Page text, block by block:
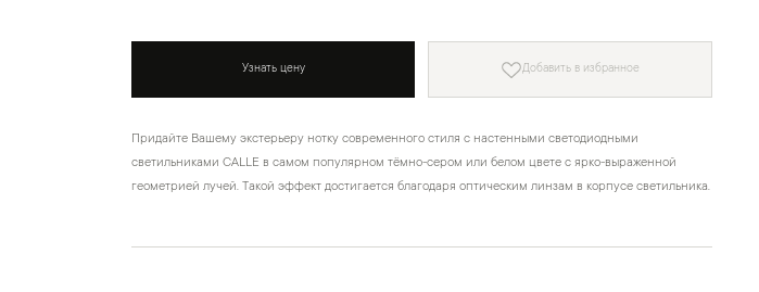
Узнать цену Добавить в избранное
Придайте Вашему экстерьеру нотку современного стиля с настенными светодиодными
светильниками CALLE в самом популярном тёмно-сером или белом цвете с ярко-выраженной
геометрией лучей. Такой эффект достигается благодаря оптическим линзам в корпусе светильника.